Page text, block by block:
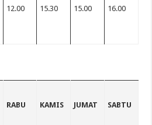
12.00
15.30
15.00
16.00
RABU KAMIS JUMAT SABTU